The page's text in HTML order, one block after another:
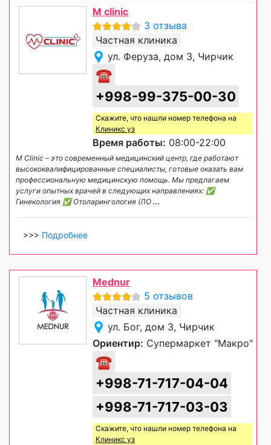
M clinic
3 отзыва
Частная клиника
ул. Феруза, дом 3, Чирчик
☎
+998-99-375-00-30
Скажите, что нашли номер телефона на
Клиникс уз
Время работы: 08:00-22:00
M Clinic – это современный медицинский центр, где работают
высококвалифицированные специалисты, готовые оказать вам
профессиональную медицинскую помощь. Мы предлагаем
услуги опытных врачей в следующих направлениях: ✅
Гинекология ✅ Отоларингология (ЛО ...
>>> Подробнее
Mednur
5 отзывов
Частная клиника
ул. Бог, дом 3, Чирчик
Ориентир: Супермаркет "Макро"
☎
+998-71-717-04-04
+998-71-717-03-03
Скажите, что нашли номер телефона на
Клиникс уз